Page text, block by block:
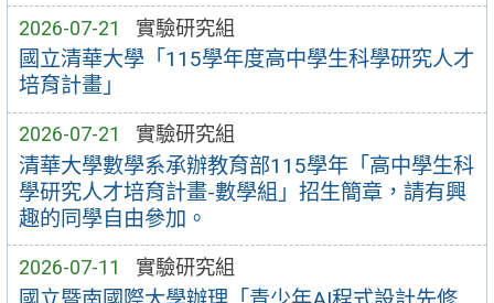
2026-07-21 實驗研究組
國立清華大學「115學年度高中學生科學研究人才
培育計畫」
2026-07-21 實驗研究組
清華大學數學系承辦教育部115學年「高中學生科
學研究人才培育計畫-數學組」招生簡章，請有興
趣的同學自由參加。
2026-07-11 實驗研究組